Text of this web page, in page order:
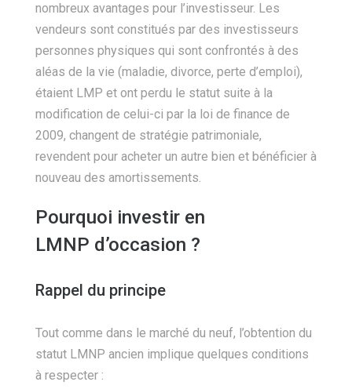
nombreux avantages pour l’investisseur. Les
vendeurs sont constitués par des investisseurs
personnes physiques qui sont confrontés à des
aléas de la vie (maladie, divorce, perte d’emploi),
étaient LMP et ont perdu le statut suite à la
modification de celui-ci par la loi de finance de
2009, changent de stratégie patrimoniale,
revendent pour acheter un autre bien et bénéficier à
nouveau des amortissements.
Pourquoi investir en
LMNP d’occasion ?
Rappel du principe
Tout comme dans le marché du neuf, l’obtention du
statut LMNP ancien implique quelques conditions
à respecter :